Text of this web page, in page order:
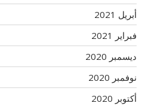
أبريل 2021
فبراير 2021
ديسمبر 2020
نوفمبر 2020
أكتوبر 2020